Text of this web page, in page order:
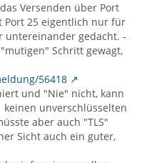
Versenden über Port
Port 25 eigentlich nur für
untereinander gedacht. -
Schritt gewagt,
56418
und "Nie" nicht, kann
unverschlüsselten
aber auch "TLS"
Sicht auch ein guter,